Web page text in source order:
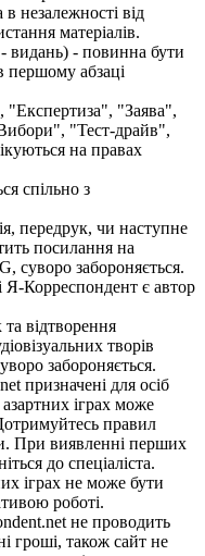
незалежності від
матеріалів.
видань) - повинна бути
першому абзаці
"Заява",
"Тест-драйв",
на правах
спільно з
передрук, чи наступне
посилання на
суворо забороняється.
Я-Корреспондент є автор
відтворення
творів
забороняється.
призначені для осіб
іграх може
правил
При виявленні перших
до спеціаліста.
іграх не може бути
роботі.
не проводить
гроші, також сайт не